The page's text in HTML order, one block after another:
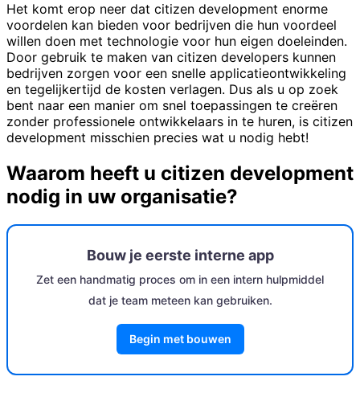
Het komt erop neer dat citizen development enorme
voordelen kan bieden voor bedrijven die hun voordeel
willen doen met technologie voor hun eigen doeleinden.
Door gebruik te maken van citizen developers kunnen
bedrijven zorgen voor een snelle applicatieontwikkeling
en tegelijkertijd de kosten verlagen. Dus als u op zoek
bent naar een manier om snel toepassingen te creëren
zonder professionele ontwikkelaars in te huren, is citizen
development misschien precies wat u nodig hebt!
Waarom heeft u citizen development
nodig in uw organisatie?
Bouw je eerste interne app
Zet een handmatig proces om in een intern hulpmiddel
dat je team meteen kan gebruiken.
Begin met bouwen